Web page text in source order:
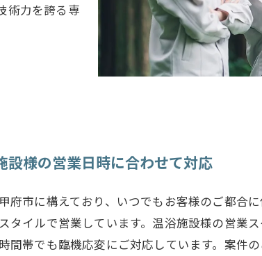
術力を誇る専
設様の営業日時に合わせて対応
府市に構えており、いつでもお客様のご都合
タイルで営業しています。温浴施設様の営業
間帯でも臨機応変にご対応しています。案件